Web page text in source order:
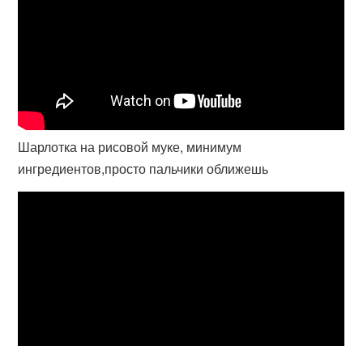
Шарлотка на рисовой муке, минимум
ингредиентов,просто пальчики оближешь